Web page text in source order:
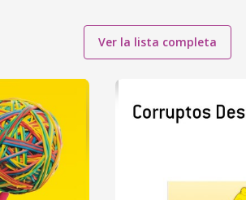
Ver la lista completa